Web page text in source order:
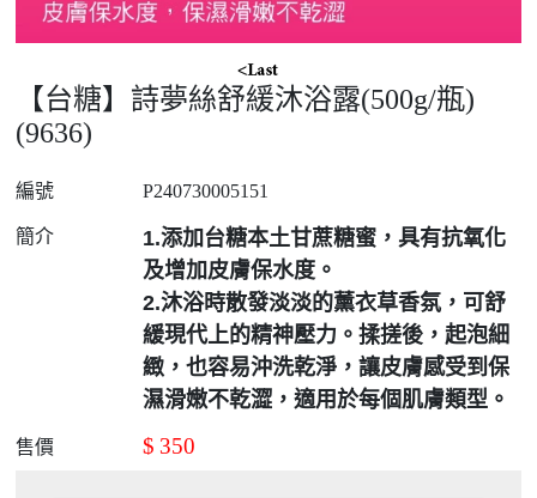
【台糖】詩夢絲舒緩沐浴露(500g/瓶)
(9636)
編號 P240730005151
簡介
1.添加台糖本土甘蔗糖蜜，具有抗氧化
及增加皮膚保水度。
2.沐浴時散發淡淡的薰衣草香氛，可舒
緩現代上的精神壓力。揉搓後，起泡細
緻，也容易沖洗乾淨，讓皮膚感受到保
濕滑嫩不乾澀，適用於每個肌膚類型。
售價 $ 350